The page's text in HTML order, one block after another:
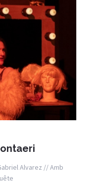
Alvarez // Amb